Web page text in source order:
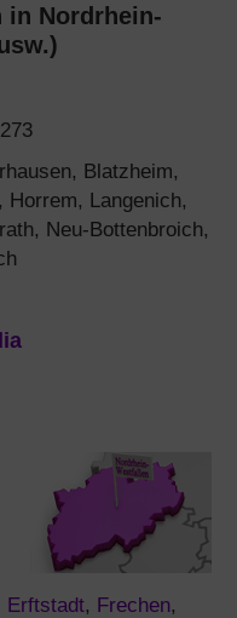
in Nordrhein-
Blatzheim,
Horrem, Langenich,
Neu-Bottenbroich,
Erftstadt, Frechen,